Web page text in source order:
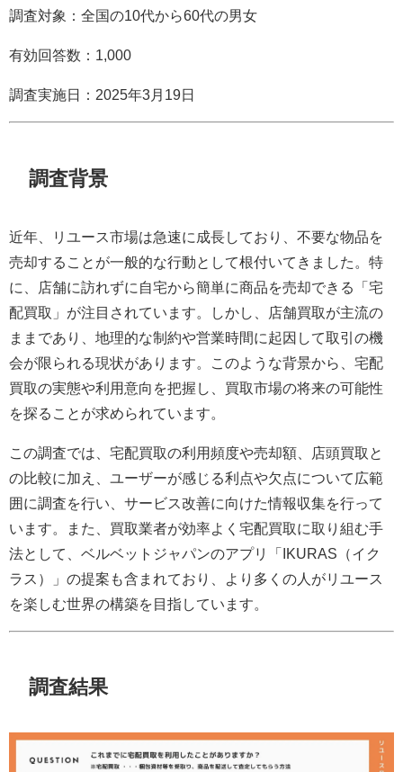
調査対象：全国の10代から60代の男女
有効回答数：1,000
調査実施日：2025年3月19日
調査背景
近年、リユース市場は急速に成長しており、不要な物品を
売却することが一般的な行動として根付いてきました。特
に、店舗に訪れずに自宅から簡単に商品を売却できる「宅
配買取」が注目されています。しかし、店舗買取が主流の
ままであり、地理的な制約や営業時間に起因して取引の機
会が限られる現状があります。このような背景から、宅配
買取の実態や利用意向を把握し、買取市場の将来の可能性
を探ることが求められています。
この調査では、宅配買取の利用頻度や売却額、店頭買取と
の比較に加え、ユーザーが感じる利点や欠点について広範
囲に調査を行い、サービス改善に向けた情報収集を行って
います。また、買取業者が効率よく宅配買取に取り組む手
法として、ベルベットジャパンのアプリ「IKURAS（イク
ラス）」の提案も含まれており、より多くの人がリユース
を楽しむ世界の構築を目指しています。
調査結果